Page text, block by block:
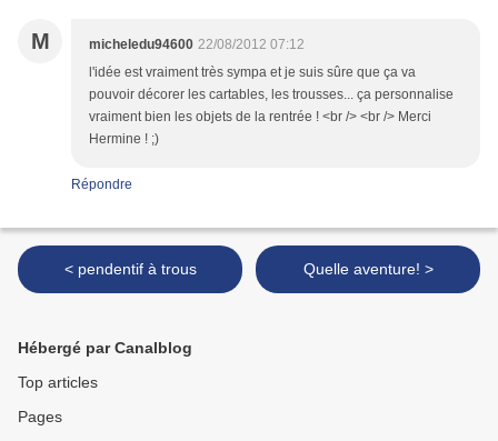
M micheledu94600 22/08/2012 07:12
l'idée est vraiment très sympa et je suis sûre que ça va
pouvoir décorer les cartables, les trousses... ça personnalise
vraiment bien les objets de la rentrée ! <br /> <br /> Merci
Hermine ! ;)
Répondre
< pendentif à trous Quelle aventure! >
Hébergé par Canalblog
Top articles
Pages